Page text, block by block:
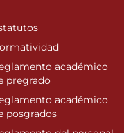
académico
pregrado
académico
posgrados